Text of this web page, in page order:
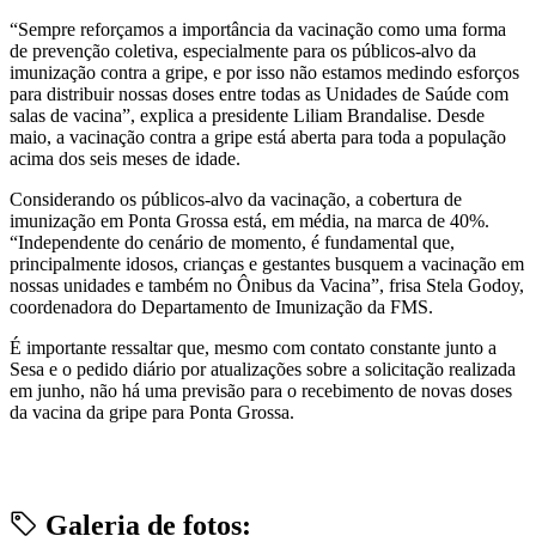
“Sempre reforçamos a importância da vacinação como uma forma
de prevenção coletiva, especialmente para os públicos-alvo da
imunização contra a gripe, e por isso não estamos medindo esforços
para distribuir nossas doses entre todas as Unidades de Saúde com
salas de vacina”, explica a presidente Liliam Brandalise. Desde
maio, a vacinação contra a gripe está aberta para toda a população
acima dos seis meses de idade.
Considerando os públicos-alvo da vacinação, a cobertura de
imunização em Ponta Grossa está, em média, na marca de 40%.
“Independente do cenário de momento, é fundamental que,
principalmente idosos, crianças e gestantes busquem a vacinação em
nossas unidades e também no Ônibus da Vacina”, frisa Stela Godoy,
coordenadora do Departamento de Imunização da FMS.
É importante ressaltar que, mesmo com contato constante junto a
Sesa e o pedido diário por atualizações sobre a solicitação realizada
em junho, não há uma previsão para o recebimento de novas doses
da vacina da gripe para Ponta Grossa.
Galeria de fotos: